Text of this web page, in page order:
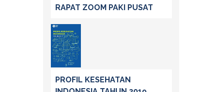
RAPAT ZOOM PAKI PUSAT
PROFIL KESEHATAN